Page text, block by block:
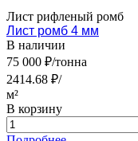
Лист рифленый ромб
Лист ромб 4 мм
В наличии
75 000 ₽/тонна
2414.68 ₽/
м²
В корзину